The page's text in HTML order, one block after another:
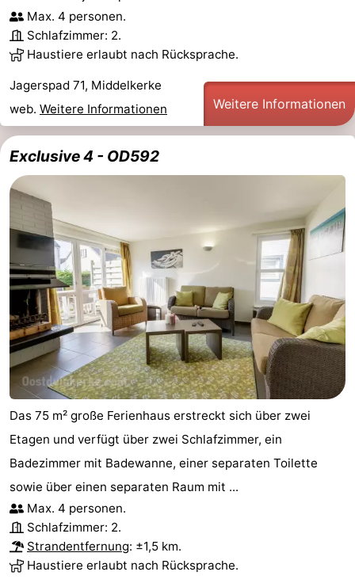
Max. 4 personen.
Schlafzimmer: 2.
Haustiere erlaubt nach Rücksprache.
Jagerspad 71, Middelkerke
web. Weitere Informationen Weitere Informationen
Exclusive 4 - OD592
Das 75 m² große Ferienhaus erstreckt sich über zwei
Etagen und verfügt über zwei Schlafzimmer, ein
Badezimmer mit Badewanne, einer separaten Toilette
sowie über einen separaten Raum mit ...
Max. 4 personen.
Schlafzimmer: 2.
Strandentfernung: ±1,5 km.
Haustiere erlaubt nach Rücksprache.